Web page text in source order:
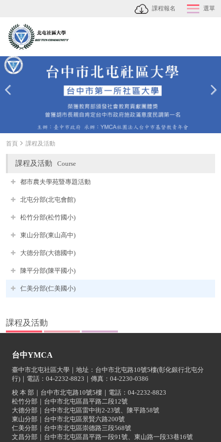
課程報名 選單
首頁 課程及活動
課程及活動 Course
都市農夫學苑暨專題活動
北屯分部(北屯會館)
松竹分部(松竹國小)
東山分部(東山高中)
大德分部(大德國中)
陳平分部(陳平國小)
仁美分部(仁美國小)
課程及活動
台中YMCA
臺中市北屯社區大學｜地址：台中市北屯路10號5樓(彰化銀行北屯分
行)｜電話：04-2232-8823｜傳真：04-2230-0386
校 本 部｜台中市北屯路10號5樓｜電話：04-2232-8823
松竹分部｜台中市北屯區昌平路二段12號
大德分部｜台中市北屯區雷中街2-23號、陳平路58號
東山分部｜台中市北屯區景賢六路200號
仁美分部｜台中市北屯區崇德路三段568號
文昌分部｜台中市北屯區昌平路一段91號、東山路一段33巷16號